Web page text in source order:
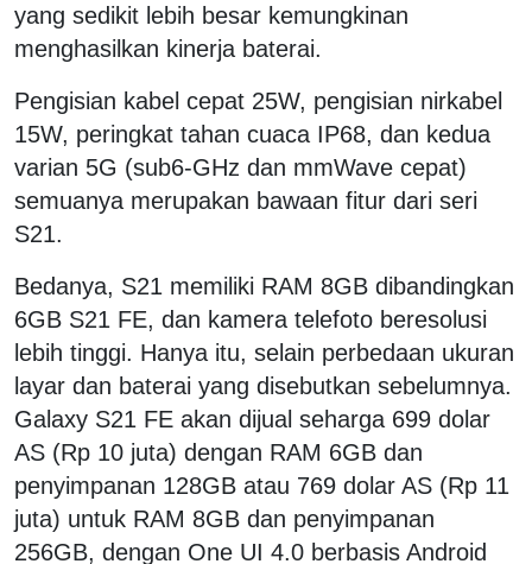
yang sedikit lebih besar kemungkinan
menghasilkan kinerja baterai.
Pengisian kabel cepat 25W, pengisian nirkabel
15W, peringkat tahan cuaca IP68, dan kedua
varian 5G (sub6-GHz dan mmWave cepat)
semuanya merupakan bawaan fitur dari seri
S21.
Bedanya, S21 memiliki RAM 8GB dibandingkan
6GB S21 FE, dan kamera telefoto beresolusi
lebih tinggi. Hanya itu, selain perbedaan ukuran
layar dan baterai yang disebutkan sebelumnya.
Galaxy S21 FE akan dijual seharga 699 dolar
AS (Rp 10 juta) dengan RAM 6GB dan
penyimpanan 128GB atau 769 dolar AS (Rp 11
juta) untuk RAM 8GB dan penyimpanan
256GB, dengan One UI 4.0 berbasis Android